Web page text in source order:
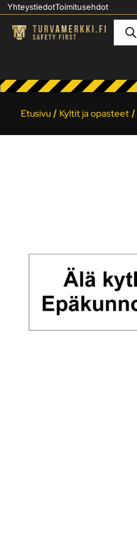
YhteystiedotToimitusehdot
Etusivu/ Kyltit ja opasteet/